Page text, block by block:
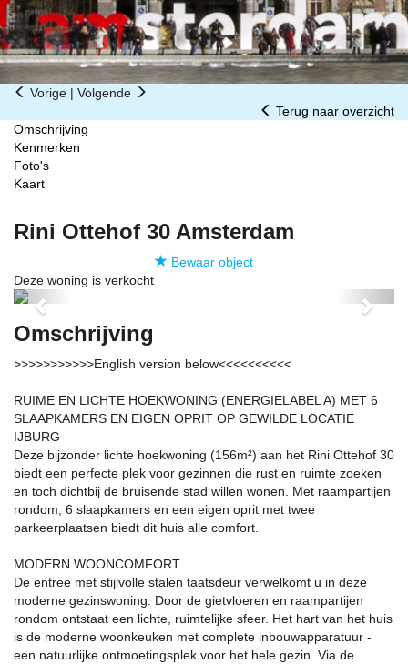
Vorige | Volgende
Terug naar overzicht
Omschrijving
Kenmerken
Foto's
Kaart
Rini Ottehof 30 Amsterdam
Bewaar object
Deze woning is verkocht
Previous Next
Omschrijving
>>>>>>>>>>>English version below<<<<<<<<<<
RUIME EN LICHTE HOEKWONING (ENERGIELABEL A) MET 6
SLAAPKAMERS EN EIGEN OPRIT OP GEWILDE LOCATIE
IJBURG
Deze bijzonder lichte hoekwoning (156m²) aan het Rini Ottehof 30
biedt een perfecte plek voor gezinnen die rust en ruimte zoeken
en toch dichtbij de bruisende stad willen wonen. Met raampartijen
rondom, 6 slaapkamers en een eigen oprit met twee
parkeerplaatsen biedt dit huis alle comfort.
MODERN WOONCOMFORT
De entree met stijlvolle stalen taatsdeur verwelkomt u in deze
moderne gezinswoning. Door de gietvloeren en raampartijen
rondom ontstaat een lichte, ruimtelijke sfeer. Het hart van het huis
is de moderne woonkeuken met complete inbouwapparatuur -
een natuurlijke ontmoetingsplek voor het hele gezin. Via de